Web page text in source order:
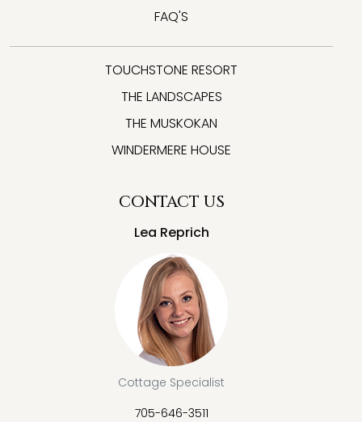
FAQ'S
TOUCHSTONE RESORT
THE LANDSCAPES
THE MUSKOKAN
WINDERMERE HOUSE
CONTACT US
Lea Reprich
Cottage Specialist
705-646-3511